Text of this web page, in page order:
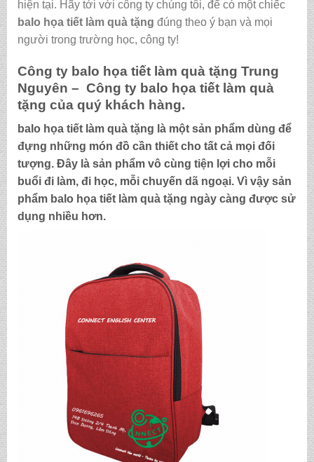
hiện tại. Hãy tới với công ty chúng tôi, để có một chiếc
balo họa tiết làm quà tặng đúng theo ý bạn và mọi
người trong trường học, công ty!
Công ty balo họa tiết làm quà tặng Trung
Nguyên – Công ty balo họa tiết làm quà
tặng của quý khách hàng.
balo họa tiết làm quà tặng là một sản phẩm dùng để
đựng những món đồ cần thiết cho tất cả mọi đối
tượng. Đây là sản phẩm vô cùng tiện lợi cho mỗi
buổi đi làm, đi học, mỗi chuyến dã ngoại. Vì vậy sản
phẩm balo họa tiết làm quà tặng ngày càng được sử
dụng nhiều hơn.